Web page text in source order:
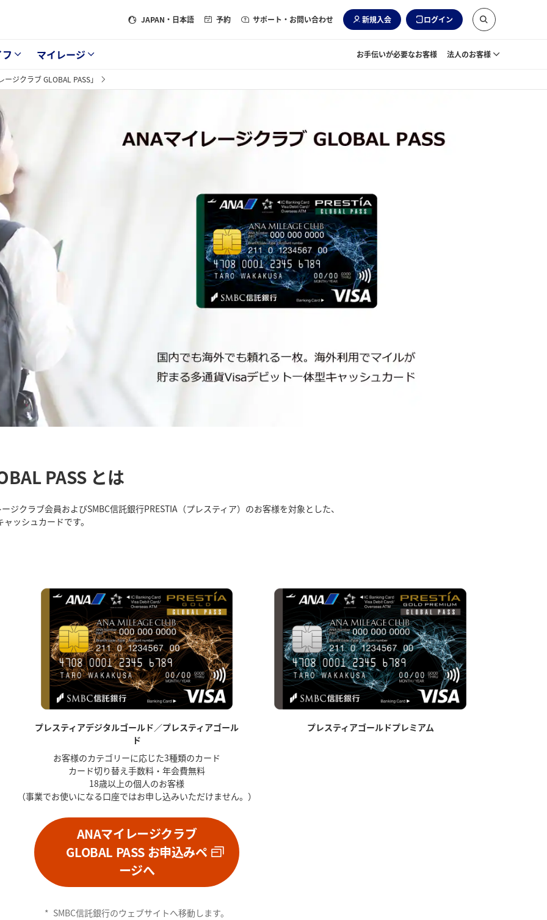
JAPAN ・日本語 予約 サポート・お問い合わせ 新規入会 ログイン
マイレージ お手伝いが必要なお客様 法人のお客様
ージクラブ GLOBAL PASS」
PASS とは
ジクラブ会員およびSMBC信託銀行PRESTIA（プレスティア）のお客様を対象とした、
ッシュカードです。
プレスティアデジタルゴールド／プレスティアゴール
ド
プレスティアゴールドプレミアム
お客様のカテゴリーに応じた3種類のカード
カード切り替え手数料・年会費無料
18歳以上の個人のお客様
（事業でお使いになる口座ではお申し込みいただけません。）
ANAマイレージクラブ
GLOBAL PASS お申込みペ
ージへ
* SMBC信託銀行のウェブサイトへ移動します。